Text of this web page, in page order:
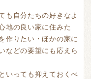
も自分たちの好きなよ
地の良い家に住みた
作りたい・ほかの家に
などの要望にも応えら
いっても抑えておくべ